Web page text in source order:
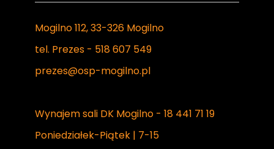
Mogilno 112, 33-326 Mogilno
tel. Prezes - 518 607 549
prezes@osp-mogilno.pl
Wynajem sali DK Mogilno - 18 441 71 19
Poniedziałek-Piątek | 7-15